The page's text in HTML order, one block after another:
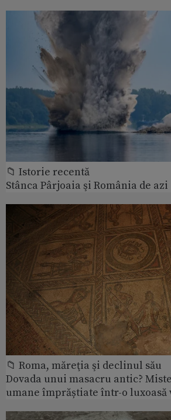
📁 Istorie recentă
Stânca Pârjoaia şi România de azi
📁 Roma, măreţia şi declinul său
Dovada unui masacru antic?
umane împrăștiate într-o luxoasă